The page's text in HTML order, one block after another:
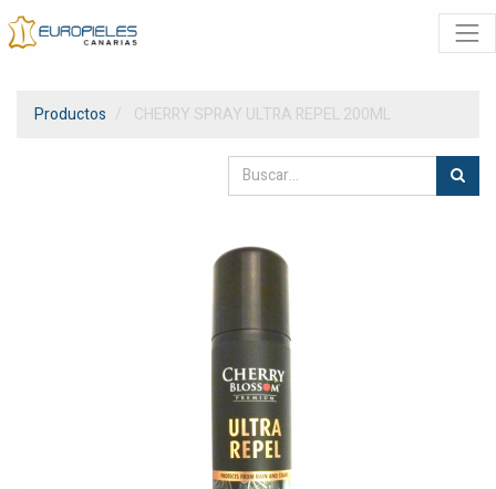
Productos CHERRY SPRAY ULTRA REPEL 200ML